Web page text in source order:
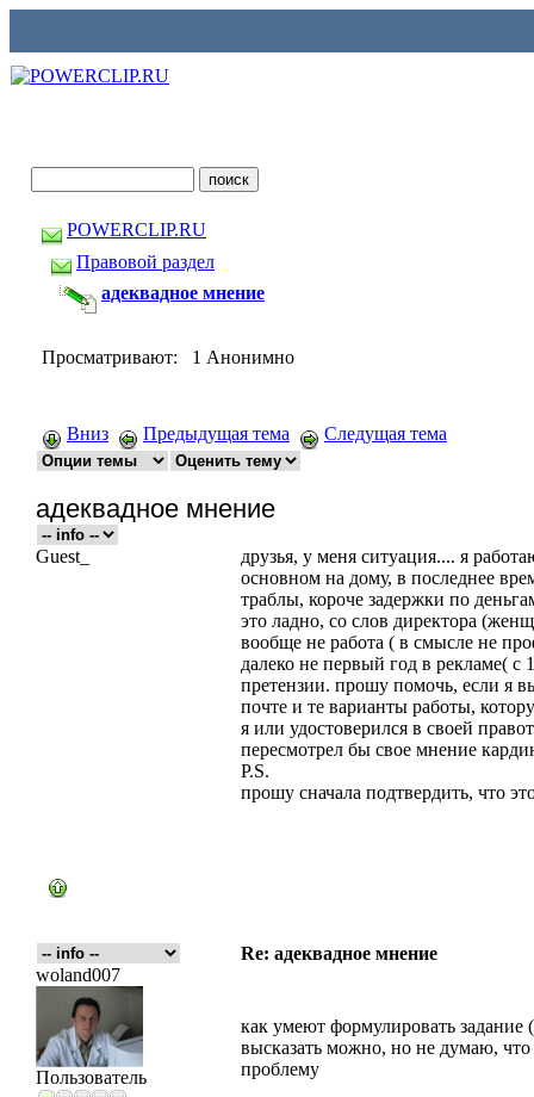
POWERCLIP.RU
Правовой раздел
адеквадное мнение
Просматривают: 1 Анонимно
Вниз Предыдущая тема Следущая тема
адеквадное мнение
Guest_
друзья, у меня ситуация.... я
основном на дому, в последнее
траблы, короче задержки по
это ладно, со слов директора
вообще не работа ( в смысле не
далеко не первый год в рекламе(
претензии. прошу помочь, если я
почте и те варианты работы,
я или удостоверился в своей
пересмотрел бы свое мнение
P.S.
прошу сначала подтвердить, что
Re: адеквадное мнение
woland007
Пользователь
как умеют формулировать задание
высказать можно, но не думаю,
проблему